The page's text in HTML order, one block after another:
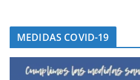
MEDIDAS COVID-19